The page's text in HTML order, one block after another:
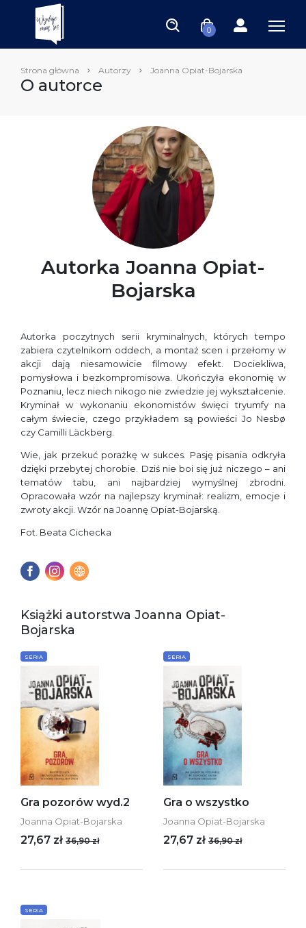
0
Strona główna Autorzy Joanna Opiat-Bojarska
O autorce
Autorka Joanna Opiat-
Bojarska
Autorka poczytnych serii kryminalnych, których tempo
zabiera czytelnikom oddech, a montaż scen i przełomy w
akcji dają niesamowicie filmowy efekt. Dociekliwa,
pomysłowa i bezkompromisowa. Ukończyła ekonomię w
Poznaniu, lecz niech nikogo nie zwiedzie jej wykształcenie.
Kryminał w wykonaniu ekonomistów święci tryumfy na
całym świecie, czego przykładem są powieści Jo Nesbø
czy Camilli Läckberg.
Wie, jak przekuć porażkę w sukces. Pasję pisania odkryła
dzięki przebytej chorobie. Dziś nie boi się już niczego – ani
tematów tabu, ani najbardziej wymyślnej zbrodni.
Opracowała wzór na najlepszy kryminał: realizm, emocje i
zwroty akcji. Wzór na Joannę Opiat-Bojarską.
Fot. Beata Cichecka
Książki autorstwa Joanna Opiat-
Bojarska
SERIA
Gra pozorów wyd.2
Joanna Opiat-Bojarska
27,67 zł 36,90 zł
SERIA
Gra o wszystko
Joanna Opiat-Bojarska
27,67 zł 36,90 zł
SERIA